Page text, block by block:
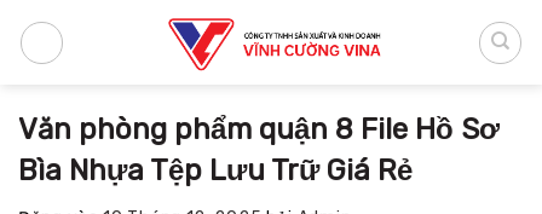
qua
Văn phòng phẩm quận 8 File Hồ Sơ
Bìa Nhựa Tệp Lưu Trữ Giá Rẻ